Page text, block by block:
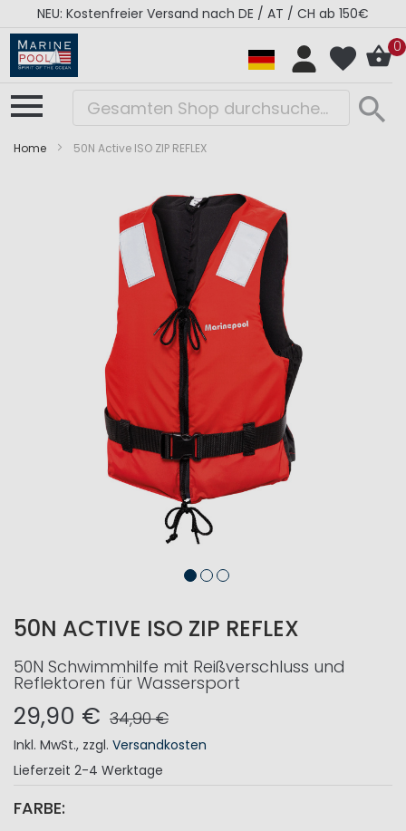
NEU: Kostenfreier Versand nach DE / AT / CH ab 150€
0
Home 50N Active ISO ZIP REFLEX
50N ACTIVE ISO ZIP REFLEX
50N Schwimmhilfe mit Reißverschluss und
Reflektoren für Wassersport
29,90 € 34,90 €
Inkl. MwSt., zzgl. Versandkosten
Lieferzeit 2-4 Werktage
FARBE